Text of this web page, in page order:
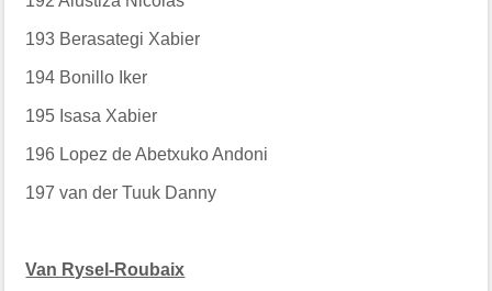
193 Berasategi Xabier
194 Bonillo Iker
195 Isasa Xabier
196 Lopez de Abetxuko Andoni
197 van der Tuuk Danny
Van Rysel-Roubaix